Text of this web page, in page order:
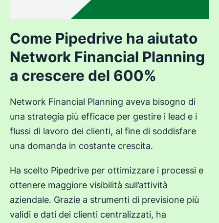
Come Pipedrive ha aiutato
Network Financial Planning
a crescere del 600%
Network Financial Planning aveva bisogno di
una strategia più efficace per gestire i lead e i
flussi di lavoro dei clienti, al fine di soddisfare
una domanda in costante crescita.
Ha scelto Pipedrive per ottimizzare i processi e
ottenere maggiore visibilità sull’attività
aziendale. Grazie a strumenti di previsione più
validi e dati dei clienti centralizzati, ha